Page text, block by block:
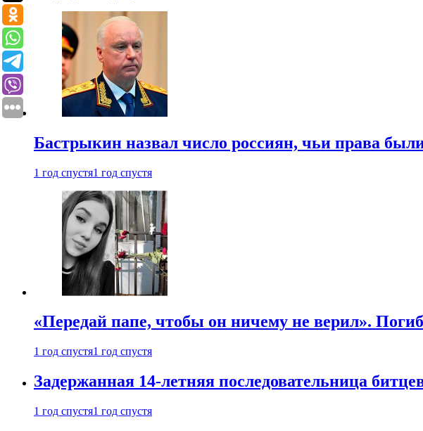
Бастрыкин назвал число россиян, чьи права
1 год спустя1 год спустя
«Передай папе, чтобы он ничему не верил».
1 год спустя1 год спустя
Задержанная 14-летняя последовательница
1 год спустя1 год спустя